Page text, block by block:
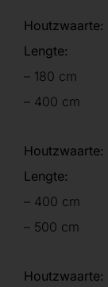
Houtzwaarte:
Lengte:
– 180 cm
– 400 cm
Houtzwaarte:
Lengte:
– 400 cm
– 500 cm
Houtzwaarte: